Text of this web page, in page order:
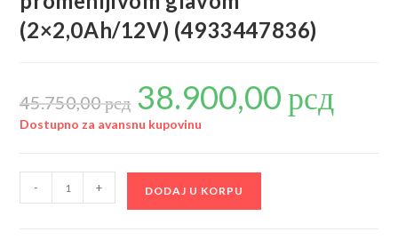
(2×2,0Ah/12V) (4933447836)
45.750,00рсд
Originalna
cena
je
bila:
45.750,00 рсд.
38.900,00рсдje:
Dostupno za avansnu kupovinu
MILWAUKEE
M12
- + DODAJ U KORPU